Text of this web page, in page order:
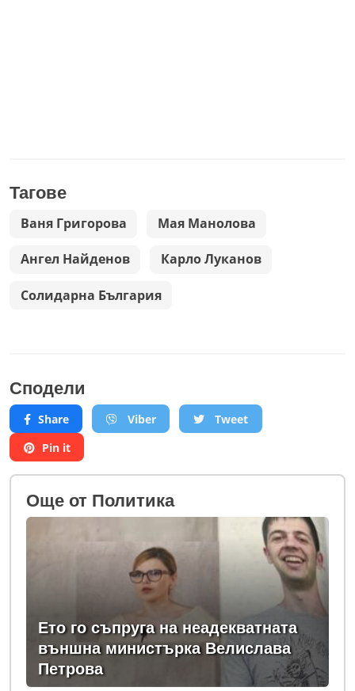
Тагове
Ваня Григорова Мая Манолова
Ангел Найденов Карло Луканов
Солидарна България
Сподели
Share Viber
Tweet
Pin it
Oще от Политика
Ето го съпруга на неадекватната
външна министърка Велислава
Петрова